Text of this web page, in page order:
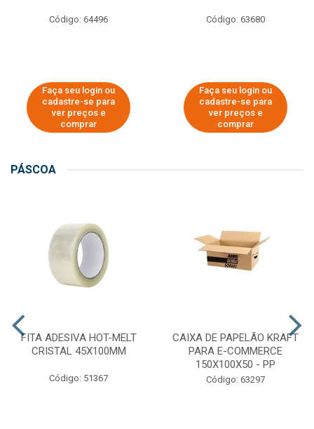
Código: 64496
Faça seu login ou
cadastre-se para
ver preços e
comprar
Código: 63680
Faça seu login ou
cadastre-se para
ver preços e
comprar
PÁSCOA
FITA ADESIVA HOT-MELT
CRISTAL 45X100MM
Código: 51367
CAIXA DE PAPELÃO KRAFT
PARA E-COMMERCE
150X100X50 - PP
Código: 63297